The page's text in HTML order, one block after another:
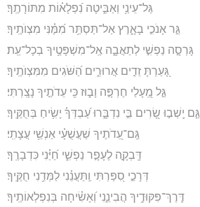
גַּל־עֵינַ֥י וְאַבִּ֑יטָה נִ֝פְלָא֗וֹת מִתּוֹרָתֶֽךָ׃
גֵּ֣ר אָנֹכִ֣י בָאָ֑רֶץ אַל־תַּסְתֵּ֥ר מִ֝מֶּ֗נִּי מִצְוֺתֶֽיךָ׃
גָּרְסָ֣ה נַפְשִׁ֣י לְתַאֲבָ֑ה אֶֽל־מִשְׁפָּטֶ֥יךָ בְכָל־עֵֽת׃
גָּ֭עַרְתָּ זֵדִ֣ים אֲרוּרִ֑ים הַ֝שֹּׁגִים מִמִּצְוֺתֶֽיךָ׃
גַּ֣ל מֵֽ֭עָלַי חֶרְפָּ֣ה וָב֑וּז כִּ֖י עֵדֹתֶ֣יךָ נָצָֽרְתִּי׃
גַּ֤ם יָֽשְׁב֣וּ שָׂ֭רִים בִּ֣י נִדְבָּ֑רוּ עַ֝בְדְּךָ֗ יָשִׂ֥יחַ בְּחֻקֶּֽיךָ׃
גַּֽם־עֵ֭דֹתֶיךָ שַׁעֲשֻׁעָ֗י אַנְשֵׁ֥י עֲצָתִֽי׃
דָּֽבְקָ֣ה לֶעָפָ֣ר נַפְשִׁ֑י חַ֝יֵּ֗נִי כִּדְבָרֶֽךָ׃
דְּרָכַ֣י סִ֭פַּרְתִּי וַֽתַּעֲנֵ֗נִי לַמְּדֵ֥נִי חֻקֶּֽיךָ׃
דֶּֽרֶךְ־פִּקּוּדֶ֥יךָ הֲבִינֵ֑נִי וְ֝אָשִׂ֗יחָה בְּנִפְלְאוֹתֶֽיךָ׃